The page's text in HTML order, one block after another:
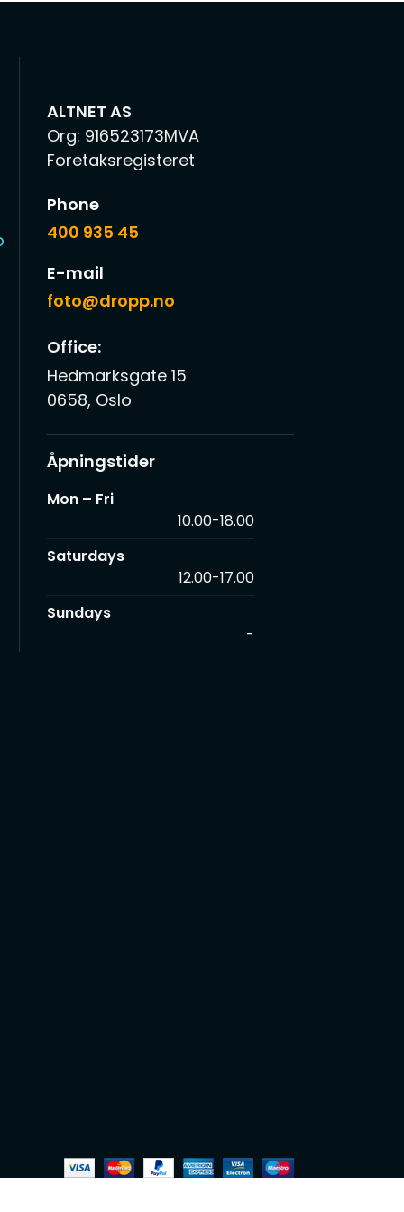
ALTNET AS
Org: 916523173MVA
Foretaksregisteret
Phone
400 935 45
E-mail
foto@dropp.no
Office:
Hedmarksgate 15
0658, Oslo
Åpningstider
Mon – Fri
10.00-18.00
Saturdays
12.00-17.00
Sundays
-